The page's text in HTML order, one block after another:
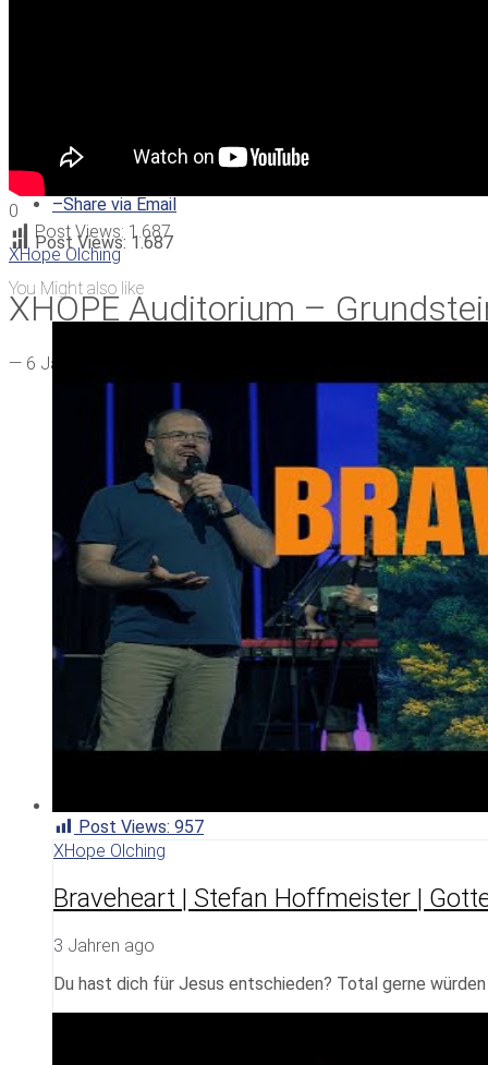
0
Post Views: 1.687
XHope Olching
XHOPE Auditorium –
— 6 Jahren ago
Share on Twitter
–Share on Facebook
–Share via Email
Post Views: 1.687
You Might also like
Post Views: 957
XHope Olching
Braveheart | Stefan Hoffmeister |
3 Jahren ago
Du hast dich für Jesus entschieden? Total gerne